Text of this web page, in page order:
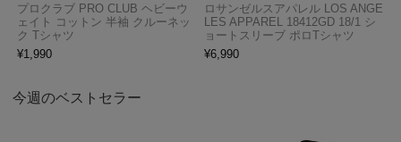
プロクラブ PRO CLUB ヘビーウ
ェイト コットン 半袖 クルーネッ
ク Tシャツ
¥1,990
ロサンゼルスアパレル LOS ANGE
LES APPAREL 18412GD 18/1 シ
ョートスリーブ ポロTシャツ
¥6,990
今週のベストセラー